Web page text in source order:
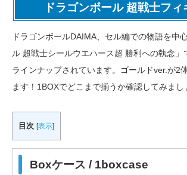
ドラゴンボール 超戦士フィ
ドラゴンボールDAIMA、セル編での物語を中
ル 超戦士シールウエハース超 勝利への執念」
ラインナップされています。ゴールドver.が2
ます！1BOXでどこまで揃うか確認してみまし
目次 [表示]
Boxケース / 1boxcase